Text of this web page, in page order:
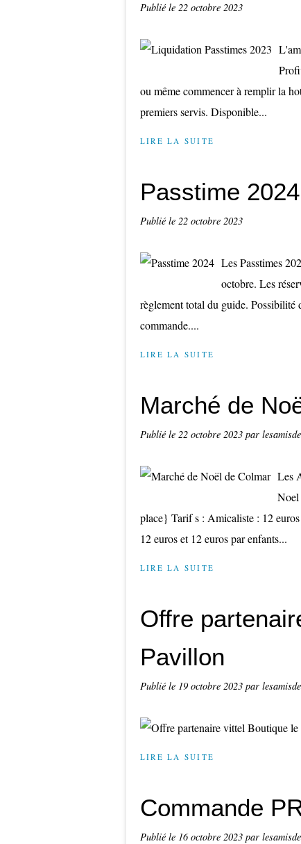
Publié le 22 octobre 2023
ou même commencer à remplir la
premiers servis. Disponible...
LIRE LA SUITE
Passtime 2024
Publié le 22 octobre 2023
Les Passtimes
octobre. Les
règlement total du guide. Possibilité
commande....
LIRE LA SUITE
Marché de
Publié le 22 octobre 2023 par
Les
Noel
place} Tarif s : Amicaliste : 12
12 euros et 12 euros par enfants...
LIRE LA SUITE
Offre
Pavillon
Publié le 19 octobre 2023 par
LIRE LA SUITE
Commande
Publié le 16 octobre 2023 par